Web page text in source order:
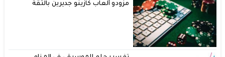
مزودو ألعاب كازينو جديرين بالثقة